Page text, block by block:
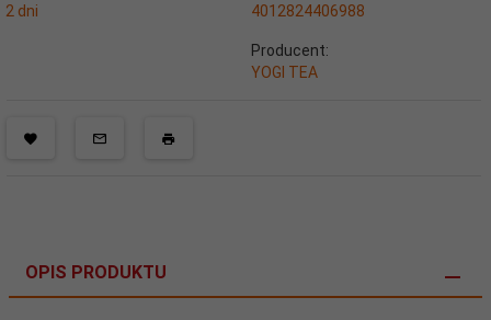
2 dni
4012824406988
Producent:
YOGI TEA
OPIS PRODUKTU